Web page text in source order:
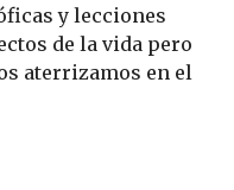
y lecciones
de la vida pero
aterrizamos en el